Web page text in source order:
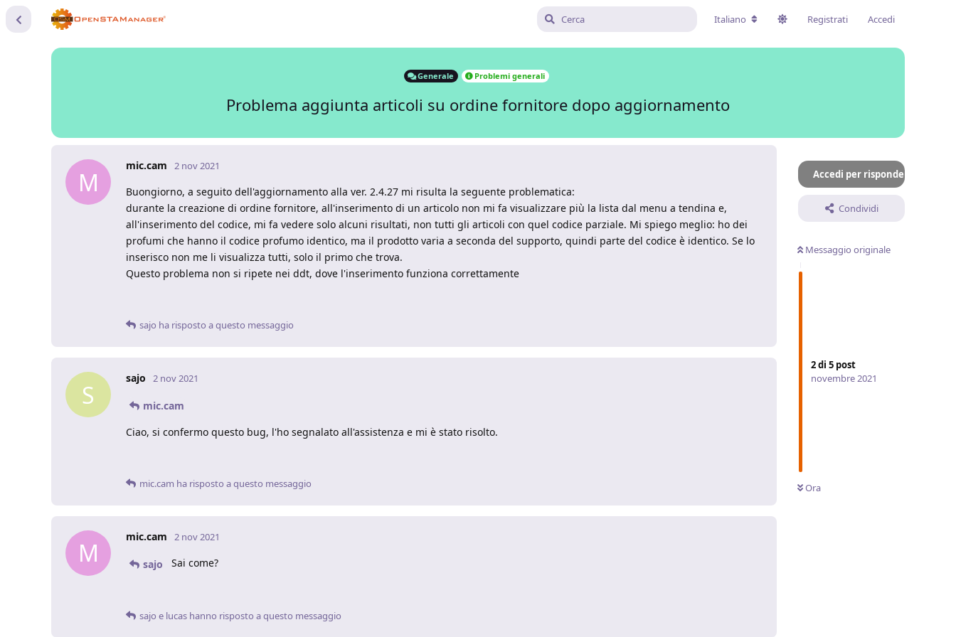
Italiano Registrati Accedi
Generale Problemi generali
Problema aggiunta articoli su ordine fornitore dopo aggiornamento
Accedi per rispondere
Condividi
Messaggio originale
2di 5 post
novembre 2021
Ora
M
mic.cam 2 nov 2021
Buongiorno, a seguito dell'aggiornamento alla ver. 2.4.27 mi risulta la seguente problematica:
durante la creazione di ordine fornitore, all'inserimento di un articolo non mi fa visualizzare più la lista dal menu a tendina e,
all'inserimento del codice, mi fa vedere solo alcuni risultati, non tutti gli articoli con quel codice parziale. Mi spiego meglio: ho dei
profumi che hanno il codice profumo identico, ma il prodotto varia a seconda del supporto, quindi parte del codice è identico. Se lo
inserisco non me li visualizza tutti, solo il primo che trova.
Questo problema non si ripete nei ddt, dove l'inserimento funziona correttamente
sajo ha risposto a questo messaggio
S
sajo 2 nov 2021
mic.cam
Ciao, si confermo questo bug, l'ho segnalato all'assistenza e mi è stato risolto.
mic.cam ha risposto a questo messaggio
M
mic.cam 2 nov 2021
sajo Sai come?
sajo e lucas hanno risposto a questo messaggio